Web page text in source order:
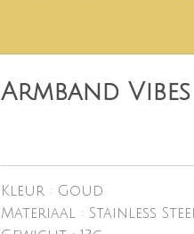
Armband Vibes
Kleur : Goud
Materiaal : Stainless Steel